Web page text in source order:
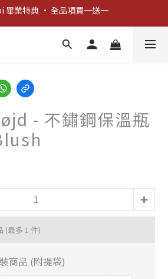
輸入 "welcome10" 享首單九折！
畢業特典 · 全品項買一送一
- 不鏽鋼保溫瓶
(最多 1 件)
商品 (附提袋)